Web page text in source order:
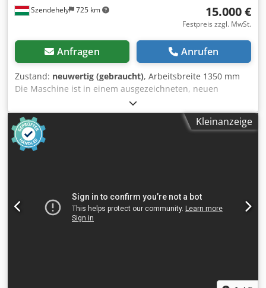
Szendehely 725 km 15.000 €
Festpreis zzgl. MwSt.
Anfragen Anrufen
Zustand: neuwertig (gebraucht), Arbeitsbreite 1350 mm
Die Maschine ist in einem ausgezeichneten, neuen
Zustand, wie auf den Bildern zu sehen. Dkedeuuitgopfx
Afwjr
Kleinanzeige